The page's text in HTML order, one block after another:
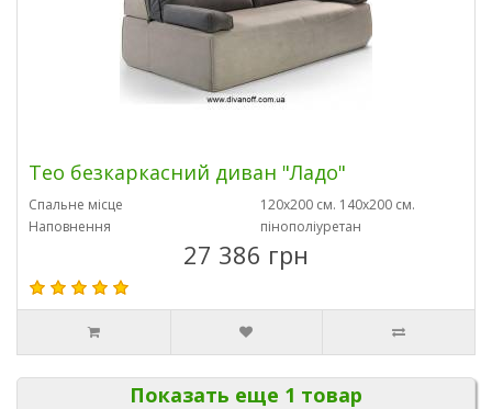
Тео безкаркасний диван "Ладо"
Спальне місце
120х200 см. 140х200 см.
Наповнення
пінополіуретан
27 386 грн
Показать еще 1 товар